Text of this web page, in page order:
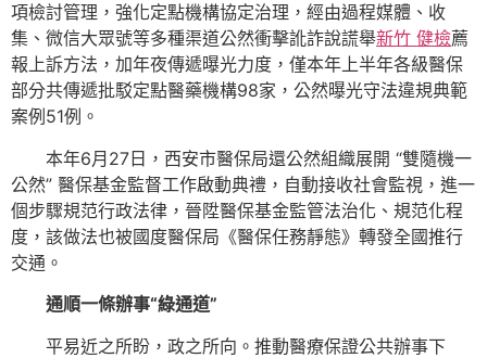
項檢討管理，強化定點機構協定治理，經由過程媒體、收
集、微信大眾號等多種渠道公然衝擊訛詐說謊舉新竹 健檢薦
報上訴方法，加年夜傳遞曝光力度，僅本年上半年各級醫保
部分共傳遞批駁定點醫藥機構98家，公然曝光守法違規典範
案例51例。
本年6月27日，西安市醫保局還公然組織展開 “雙隨機一
公然” 醫保基金監督工作啟動典禮，自動接收社會監視，進一
個步驟規范行政法律，晉陞醫保基金監管法治化、規范化程
度，該做法也被國度醫保局《醫保任務靜態》轉發全國推行
交通。
通順一條辦事“綠通道”
平易近之所盼，政之所向。推動醫療保證公共辦事下